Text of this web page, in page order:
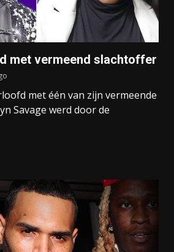
met vermeend slachtoffer
met één van zijn vermeende
Savage werd door de